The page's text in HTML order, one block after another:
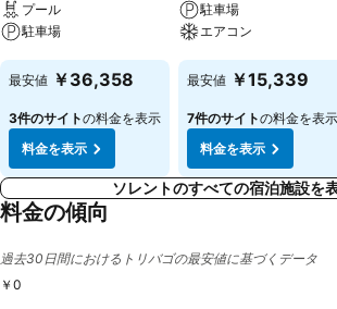
プール
駐車場
料金を表示
最安値 ￥36,358
3件のサイトの料金を表示
料金を表示
駐車場
エアコン
料金を表示
最安値 ￥15,339
7件のサイトの料金を表示
料金を表示
ソレントのすべての宿泊施設を
料金の傾向
過去30日間におけるトリバゴの最安値に基づくデータ
￥0